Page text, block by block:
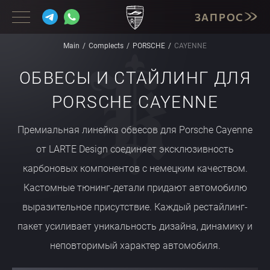
LAMBORGHINI
CADILLAC
INFINITI
CORVETTE
ЗАПРОС
Main Complects PORSCHE CAYENNE
ОБВЕСЫ И СТАЙЛИНГ ДЛЯ
PORSCHE CAYENNE
Премиальная линейка обвесов для Porsche Cayenne
от LARTE Design соединяет эксклюзивность
карбоновых компонентов с немецким качеством.
Кастомные тюнинг-детали придают автомобилю
выразительное присутствие. Каждый рестайлинг-
пакет усиливает уникальность дизайна, динамику и
неповторимый характер автомобиля.